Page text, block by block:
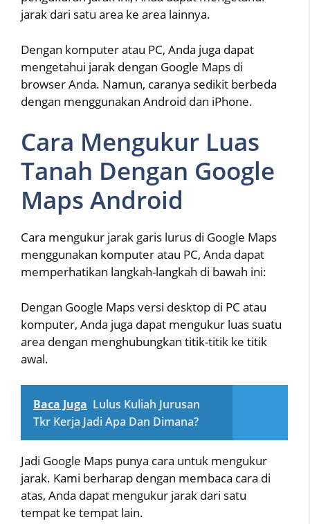
jarak dari satu area ke area lainnya.
Dengan komputer atau PC, Anda juga dapat
mengetahui jarak dengan Google Maps di
browser Anda. Namun, caranya sedikit berbeda
dengan menggunakan Android dan iPhone.
Cara Mengukur Luas
Tanah Dengan Google
Maps Android
Cara mengukur jarak garis lurus di Google Maps
menggunakan komputer atau PC, Anda dapat
memperhatikan langkah-langkah di bawah ini:
Dengan Google Maps versi desktop di PC atau
komputer, Anda juga dapat mengukur luas suatu
area dengan menghubungkan titik-titik ke titik
awal.
Baca Juga Lulus Kuliah Jurusan
Tkr Kerja Jadi Apa Dan Dimana?
Jadi Google Maps punya cara untuk mengukur
jarak. Kami berharap dengan membaca cara di
atas, Anda dapat mengukur jarak dari satu
tempat ke tempat lain.